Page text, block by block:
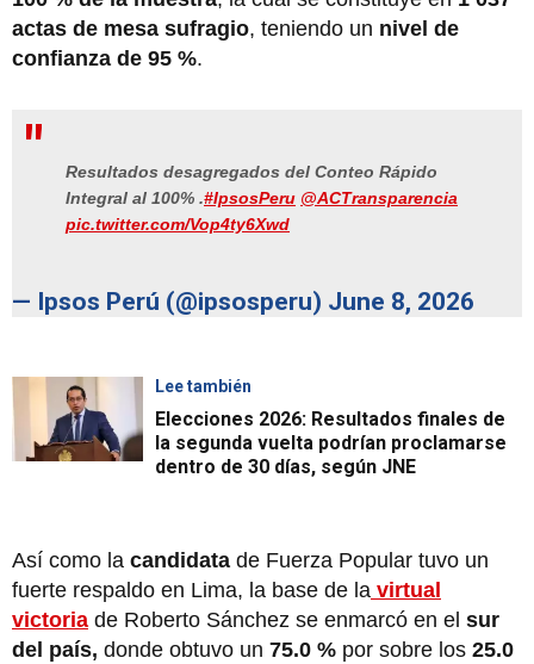
actas de mesa sufragio, teniendo un nivel de
confianza de 95 %.
Resultados desagregados del Conteo Rápido
Integral al 100% .#IpsosPeru @ACTransparencia
pic.twitter.com/Vop4ty6Xwd
— Ipsos Perú (@ipsosperu) June 8, 2026
Lee también
Elecciones 2026: Resultados finales de
la segunda vuelta podrían proclamarse
dentro de 30 días, según JNE
Así como la candidata de Fuerza Popular tuvo un
fuerte respaldo en Lima, la base de la virtual
victoria de Roberto Sánchez se enmarcó en el sur
del país, donde obtuvo un 75.0 % por sobre los 25.0